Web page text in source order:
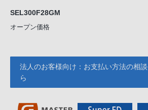
SEL300F28GM
オープン価格
法人のお客様向け：お支払い方法の相
ら